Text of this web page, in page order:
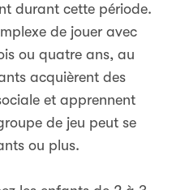
durant cette période.
de jouer avec
ou quatre ans, au
acquièrent des
et apprennent
de jeu peut se
ou plus.